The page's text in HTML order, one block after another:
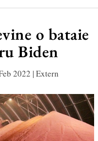
o bataie
Biden
2022 |Extern